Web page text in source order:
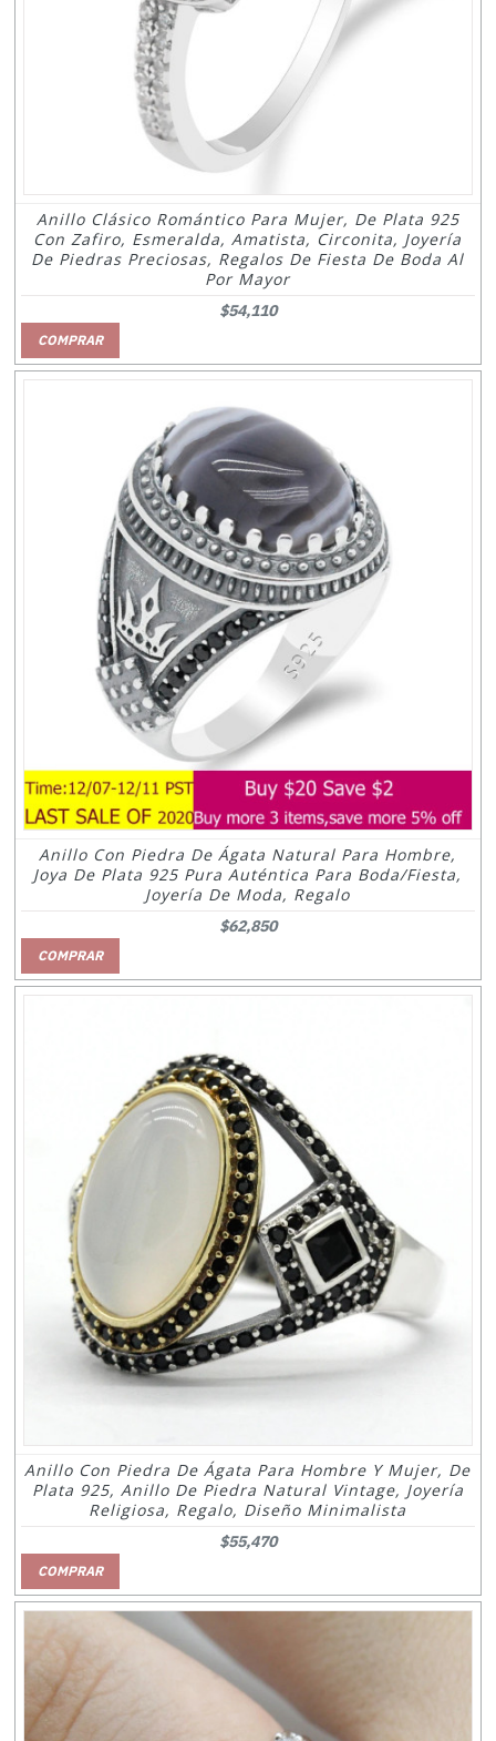
Anillo Clásico Romántico Para Mujer, De Plata 925
Con Zafiro, Esmeralda, Amatista, Circonita, Joyería
De Piedras Preciosas, Regalos De Fiesta De Boda Al
Por Mayor
$54,110
COMPRAR
Anillo Con Piedra De Ágata Natural Para Hombre,
Joya De Plata 925 Pura Auténtica Para Boda/Fiesta,
Joyería De Moda, Regalo
$62,850
COMPRAR
Anillo Con Piedra De Ágata Para Hombre Y Mujer, De
Plata 925, Anillo De Piedra Natural Vintage, Joyería
Religiosa, Regalo, Diseño Minimalista
$55,470
COMPRAR